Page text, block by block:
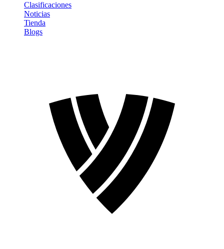
Clasificaciones
Noticias
Tienda
Blogs